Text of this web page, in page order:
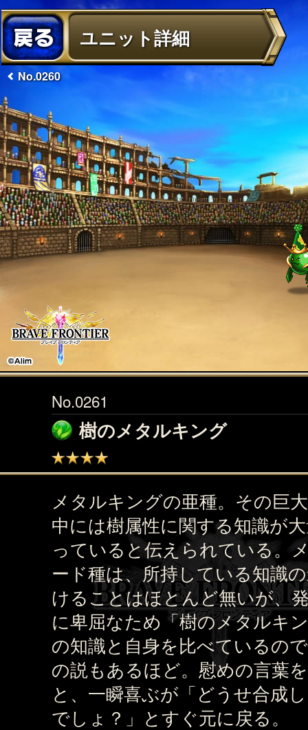
ユニット詳細
No.0260
No.0261
樹のメタルキング
メタルキングの亜種。その巨
中には樹属性に関する知識が
っていると伝えられている。
ード種は、所持している知識
けることはほとんど無いが、
に卑屈なため「樹のメタルキ
の知識と自身を比べているの
の説もあるほど。慰めの言葉
と、一瞬喜ぶが「どうせ合成
でしょ？」とすぐ元に戻る。